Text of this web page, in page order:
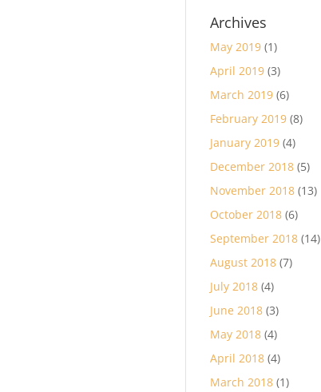
Archives
May 2019 (1)
April 2019 (3)
March 2019 (6)
February 2019 (8)
January 2019 (4)
December 2018 (5)
November 2018 (13)
October 2018 (6)
September 2018 (14)
August 2018 (7)
July 2018 (4)
June 2018 (3)
May 2018 (4)
April 2018 (4)
March 2018 (1)